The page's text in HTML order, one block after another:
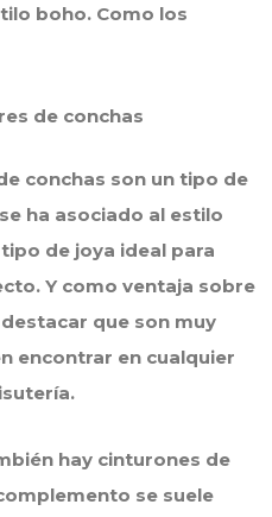
boho. Como los
de conchas
conchas son un tipo de
ha asociado al estilo
de joya ideal para
Y como ventaja sobre
que son muy
encontrar en cualquier
hay cinturones de
se suele